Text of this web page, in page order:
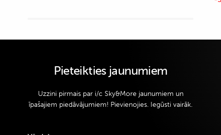
Pieteikties jaunumiem
Uzzini pirmais par i/c Sky&More jaunumiem un
īpašajiem piedāvājumiem! Pievienojies. Iegūsti vairāk.